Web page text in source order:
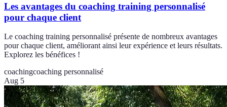
Les avantages du coaching training personnalisé
pour chaque client
Le coaching training personnalisé présente de nombreux avantages
pour chaque client, améliorant ainsi leur expérience et leurs résultats.
Explorez les bénéfices !
coachingcoaching personnalisé
Aug 5